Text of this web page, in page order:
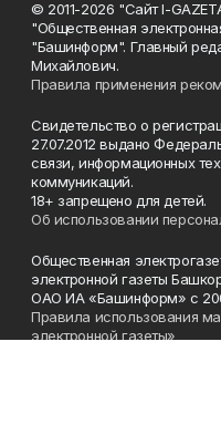
© 2011-2026 "Сайт I-
"Общественная
"Башинформ". Главный
Михайлович.
Правила применения
Свидетельство о
27.07.2012 выдано
связи, информационных
коммуникаций.
18+ запрещено для детей.
Об использовании
Общественная
электронной газеты
ОАО ИА «Башинформ» с
Правила использования
электронной газеты»